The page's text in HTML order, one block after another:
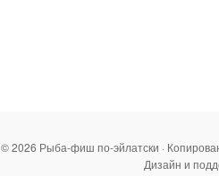
© 2026 Рыба-фиш по-эйлатски ·
Дизайн и